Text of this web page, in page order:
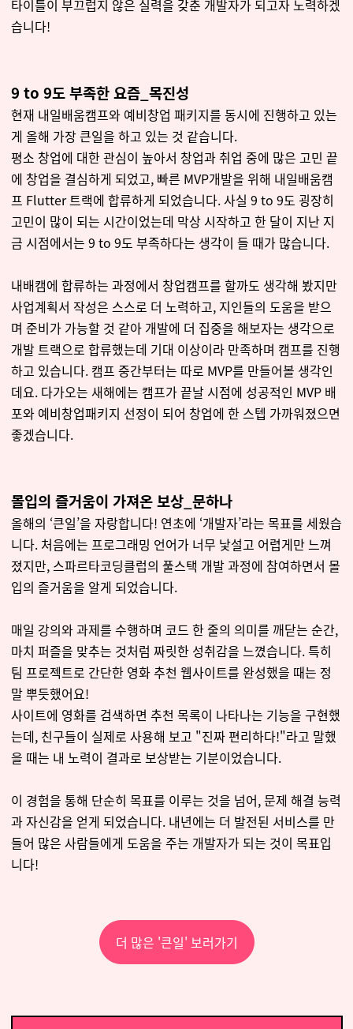
타이틀이 부끄럽지 않은 실력을 갖춘 개발자가 되고자 노력하겠
습니다!
9 to 9도 부족한 요즘_목진성
현재 내일배움캠프와 예비창업 패키지를 동시에 진행하고 있는
게 올해 가장 큰일을 하고 있는 것 같습니다.
평소 창업에 대한 관심이 높아서 창업과 취업 중에 많은 고민 끝
에 창업을 결심하게 되었고, 빠른 MVP개발을 위해 내일배움캠
프 Flutter 트랙에 합류하게 되었습니다. 사실 9 to 9도 굉장히
고민이 많이 되는 시간이었는데 막상 시작하고 한 달이 지난 지
금 시점에서는 9 to 9도 부족하다는 생각이 들 때가 많습니다.
내배캠에 합류하는 과정에서 창업캠프를 할까도 생각해 봤지만
사업계획서 작성은 스스로 더 노력하고, 지인들의 도움을 받으
며 준비가 가능할 것 같아 개발에 더 집중을 해보자는 생각으로
개발 트랙으로 합류했는데 기대 이상이라 만족하며 캠프를 진행
하고 있습니다. 캠프 중간부터는 따로 MVP를 만들어볼 생각인
데요. 다가오는 새해에는 캠프가 끝날 시점에 성공적인 MVP 배
포와 예비창업패키지 선정이 되어 창업에 한 스텝 가까워졌으면
좋겠습니다.
몰입의 즐거움이 가져온 보상_문하나
올해의 ‘큰일’을 자랑합니다! 연초에 ‘개발자’라는 목표를 세웠습
니다. 처음에는 프로그래밍 언어가 너무 낯설고 어렵게만 느껴
졌지만, 스파르타코딩클럽의 풀스택 개발 과정에 참여하면서 몰
입의 즐거움을 알게 되었습니다.
매일 강의와 과제를 수행하며 코드 한 줄의 의미를 깨닫는 순간,
마치 퍼즐을 맞추는 것처럼 짜릿한 성취감을 느꼈습니다. 특히
팀 프로젝트로 간단한 영화 추천 웹사이트를 완성했을 때는 정
말 뿌듯했어요!
사이트에 영화를 검색하면 추천 목록이 나타나는 기능을 구현했
는데, 친구들이 실제로 사용해 보고 "진짜 편리하다!"라고 말했
을 때는 내 노력이 결과로 보상받는 기분이었습니다.
이 경험을 통해 단순히 목표를 이루는 것을 넘어, 문제 해결 능력
과 자신감을 얻게 되었습니다. 내년에는 더 발전된 서비스를 만
들어 많은 사람들에게 도움을 주는 개발자가 되는 것이 목표입
니다!
더 많은 '큰일' 보러가기